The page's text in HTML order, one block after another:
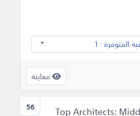
المتوفرة : 1
معاينة
56